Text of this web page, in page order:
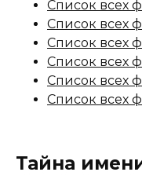
Список всех
Список всех
Список всех
Список всех
Список всех
Список всех
Тайна